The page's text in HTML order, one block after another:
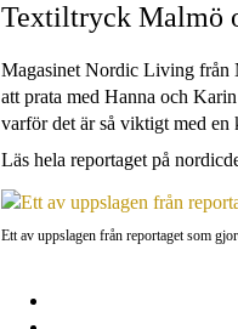
Textiltryck Malmö
Magasinet Nordic Living från
att prata med Hanna och
varför det är så viktigt med en
Läs hela reportaget på
Ett av uppslagen från reportaget som